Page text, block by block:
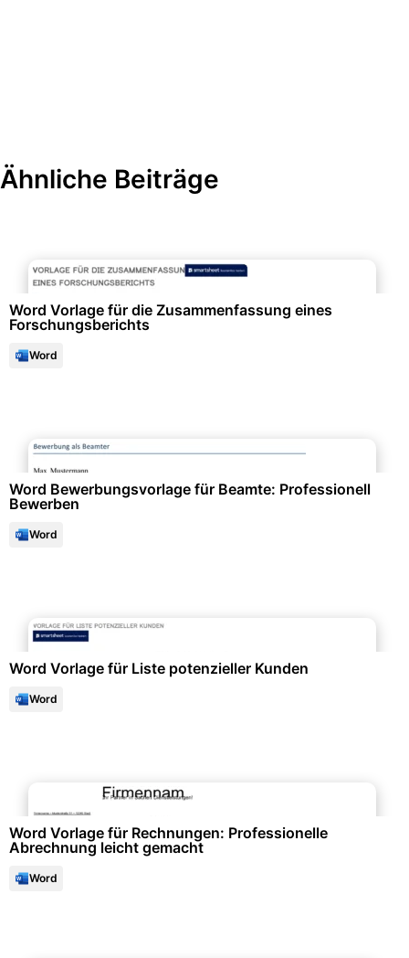
Ähnliche Beiträge
Word Vorlage für die Zusammenfassung eines
Forschungsberichts
Word
Word Bewerbungsvorlage für Beamte: Professionell
Bewerben
Word
Word Vorlage für Liste potenzieller Kunden
Word
Word Vorlage für Rechnungen: Professionelle
Abrechnung leicht gemacht
Word